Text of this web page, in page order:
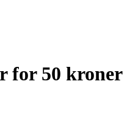
for 50 kroner